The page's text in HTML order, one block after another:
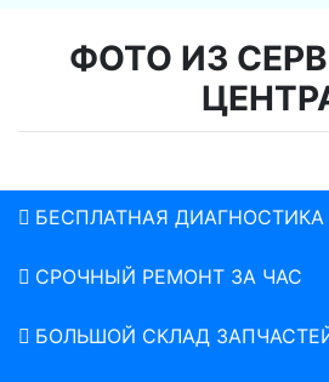
ФОТО ИЗ
БЕСПЛАТНАЯ ДИАГНОСТИКА
СРОЧНЫЙ РЕМОНТ ЗА ЧАС
БОЛЬШОЙ СКЛАД